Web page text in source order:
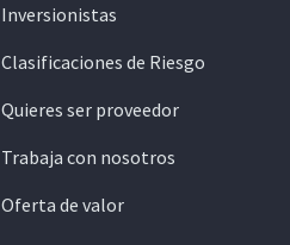
Inversionistas
Clasificaciones de Riesgo
Quieres ser proveedor
Trabaja con nosotros
Oferta de valor